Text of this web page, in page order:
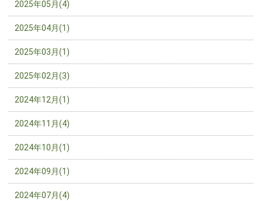
2025年05月(4)
2025年04月(1)
2025年03月(1)
2025年02月(3)
2024年12月(1)
2024年11月(4)
2024年10月(1)
2024年09月(1)
2024年07月(4)